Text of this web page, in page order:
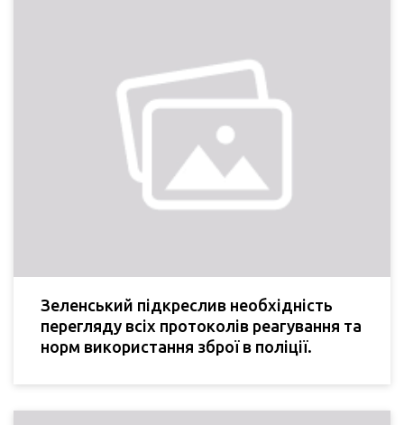
Зеленський підкреслив необхідність
перегляду всіх протоколів реагування та
норм використання зброї в поліції.